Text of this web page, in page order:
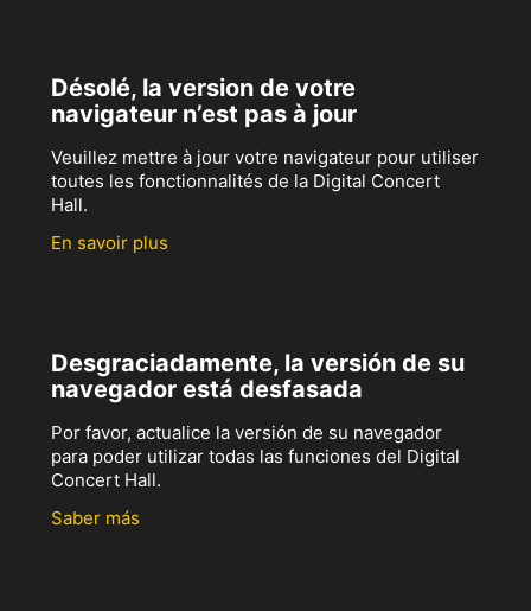
Désolé, la version de votre
navigateur n’est pas à jour
Veuillez mettre à jour votre navigateur pour utiliser
toutes les fonctionnalités de la Digital Concert
Hall.
En savoir plus
Desgraciadamente, la versión de su
navegador está desfasada
Por favor, actualice la versión de su navegador
para poder utilizar todas las funciones del Digital
Concert Hall.
Saber más